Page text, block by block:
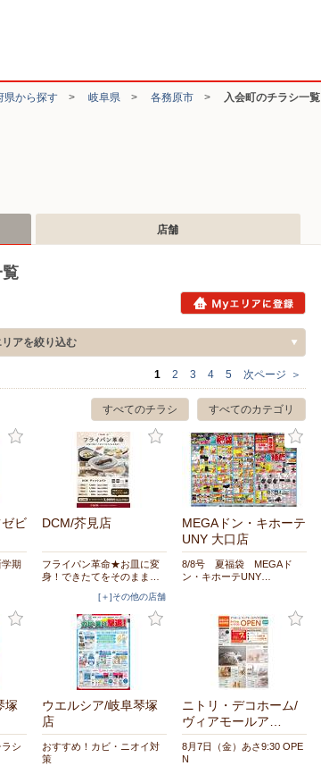
県から探す > 岐阜県 > 各務原市 > 入会町のチラシ一覧
店舗
リアを絞り込む
1 2 3 4 5 次ページ ＞
すべてのカテゴリ
すべてのチラシ
ビ
学期
DCM/芥見店
フライパン革命★お皿に変
身！できたてをそのまま…
[＋]その他の店舗
MEGAドン・キホーテ
UNY 大口店
8/8号 夏福袋 MEGAド
ン・キホーテUNY…
塚
シ
ウエルシア/岐阜琴塚
店
おすすめ！カビ・ニオイ対
策
ニトリ・デコホーム/
ヴィアモールア…
8月7日（金）あさ9:30 OPE
N